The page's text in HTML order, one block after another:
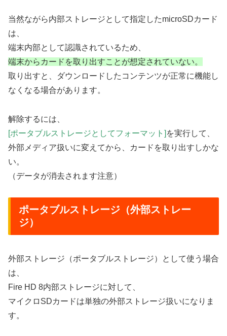
当然ながら内部ストレージとして指定したmicroSDカード
は、
端末内部として認識されているため、
端末からカードを取り出すことが想定されていない。
取り出すと、ダウンロードしたコンテンツが正常に機能し
なくなる場合があります。
解除するには、
[ポータブルストレージとしてフォーマット] を実行して、
外部メディア扱いに変えてから、カードを取り出すしかな
い。
（データが消去されます注意）
ポータブルストレージ（外部ストレー
ジ）
外部ストレージ（ポータブルストレージ）として使う場合
は、
Fire HD 8内部ストレージに対して、
マイクロSDカードは単独の外部ストレージ扱いになりま
す。